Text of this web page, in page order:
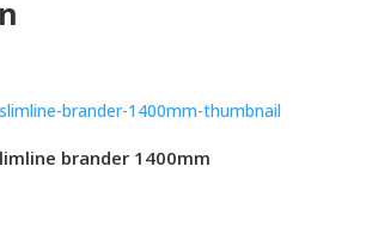
brander 1400mm